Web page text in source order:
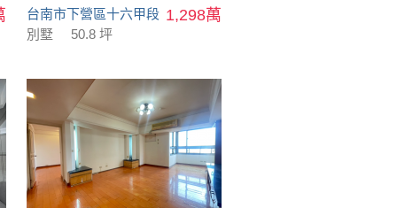
台南市下營區十六甲段 1,298萬
別墅 50.8 坪